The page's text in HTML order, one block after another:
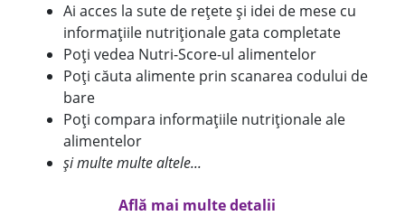
Ai acces la sute de rețete și idei de mese cu
informațiile nutriționale gata completate
Poți vedea Nutri-Score-ul alimentelor
Poți căuta alimente prin scanarea codului de
bare
Poți compara informațiile nutriționale ale
alimentelor
și multe multe altele...
Află mai multe detalii